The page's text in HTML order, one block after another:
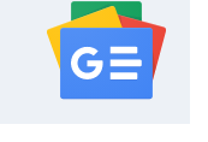
serwisu